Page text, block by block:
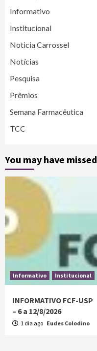
Informativo
Institucional
Noticia Carrossel
Notícias
Pesquisa
Prêmios
Semana Farmacêutica
TCC
You may have missed
Informativo Institucional
INFORMATIVO FCF-USP
– 6 a 12/8/2026
1 dia ago Eudes Colodino